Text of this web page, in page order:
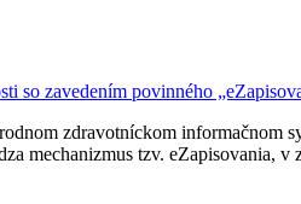
so zavedením povinného
zdravotníckom informačnom
mechanizmus tzv. eZapisovania,